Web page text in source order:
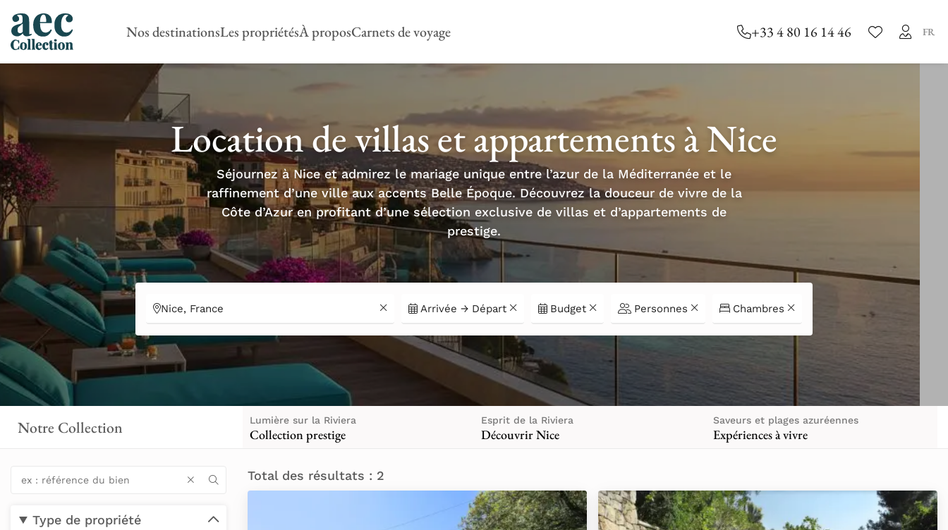
Nos destinationsLes propriétésÀ proposCarnets de voyage +33 4 80 16 14 46 FR
Location de villas et appartements à Nice
Séjournez à Nice et admirez le mariage unique entre l’azur de la Méditerranée et le
raffinement d’une ville aux accents Belle Époque. Découvrez la douceur de vivre de la
Côte d’Azur en profitant d’une sélection exclusive de villas et d’appartements de
prestige.
Notre Collection Lumière sur la Riviera
Collection prestige
Esprit de la Riviera
Découvrir Nice
Saveurs et plages azuréennes
Expériences à vivre
Type de propriété
Total des résultats : 2